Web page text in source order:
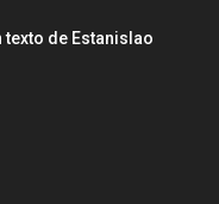
texto de Estanislao